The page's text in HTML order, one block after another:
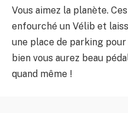
Vous aimez la planète.
enfourché un Vélib et
une place de parking
bien vous aurez beau
quand même !